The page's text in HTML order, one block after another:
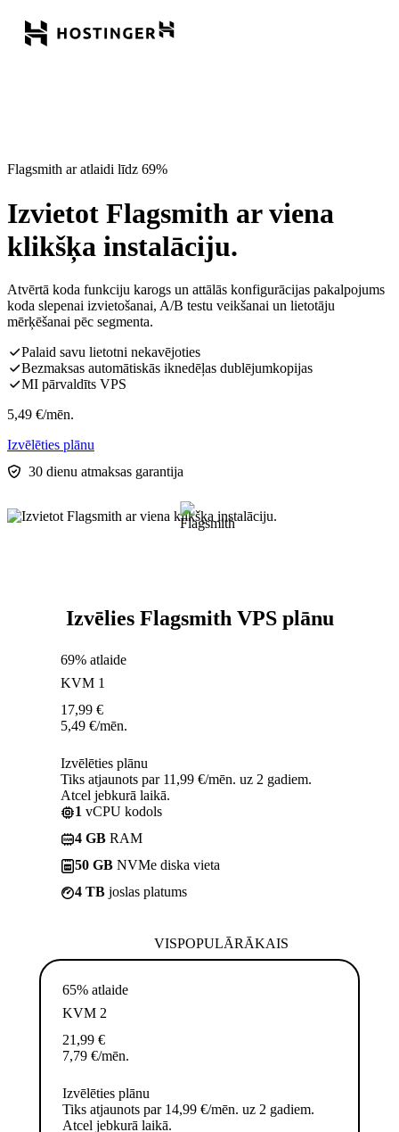
Flagsmith ar atlaidi līdz 69%
Izvietot Flagsmith ar viena
klikšķa instalāciju.
Atvērtā koda funkciju karogs un attālās konfigurācijas pakalpojums
koda slepenai izvietošanai, A/B testu veikšanai un lietotāju
mērķēšanai pēc segmenta.
Palaid savu lietotni nekavējoties
Bezmaksas automātiskās iknedēļas dublējumkopijas
MI pārvaldīts VPS
5,49 €/mēn.
Izvēlēties plānu
30 dienu atmaksas garantija
Izvēlies Flagsmith VPS plānu
69% atlaide
KVM 1
17,99 €
5,49 €/mēn.
Izvēlēties plānu
Tiks atjaunots par 11,99 €/mēn. uz 2 gadiem.
Atcel jebkurā laikā.
1 vCPU kodols
4 GB RAM
50 GB NVMe diska vieta
4 TB joslas platums
VISPOPULĀRĀKAIS
65% atlaide
KVM 2
21,99 €
7,79 €/mēn.
Izvēlēties plānu
Tiks atjaunots par 14,99 €/mēn. uz 2 gadiem.
Atcel jebkurā laikā.